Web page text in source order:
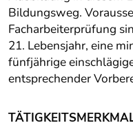
Bildungsweg.
Facharbeiterprüfung
21. Lebensjahr, eine
fünfjährige
entsprechender